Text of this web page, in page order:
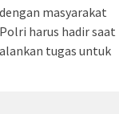
masyarakat
harus hadir saat
tugas untuk